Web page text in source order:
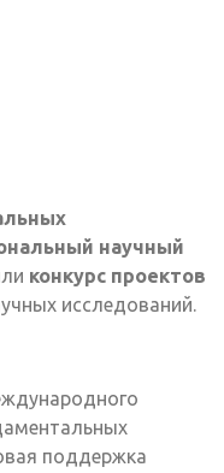
научный
конкурс проектов
исследований.
поддержка